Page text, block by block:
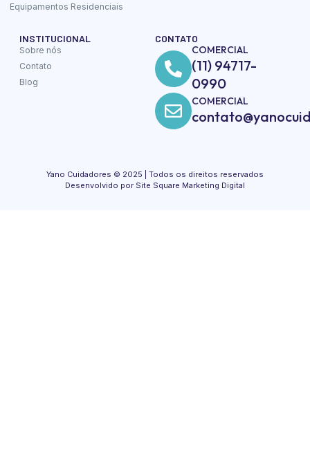
Equipamentos Residenciais
INSTITUCIONAL
Sobre nós
Contato
Blog
CONTATO
COMERCIAL
(11) 94717-
0990
COMERCIAL
Yano Cuidadores © 2025 | Todos os direitos reservados
Desenvolvido por Site Square Marketing Digital